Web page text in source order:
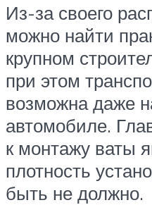
Из-за своего
можно найти
крупном
при этом
возможна даже
автомобиле.
к монтажу ваты
плотность
быть не должно.